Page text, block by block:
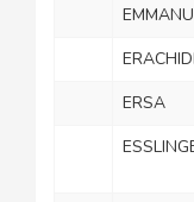
ERACHIDI
ERSA